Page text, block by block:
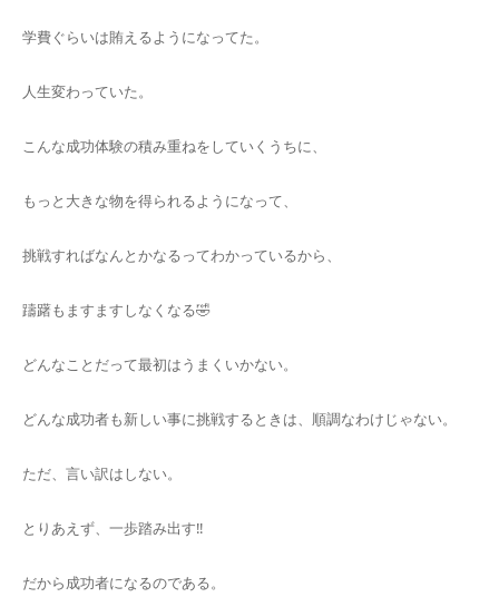
学費ぐらいは賄えるようになってた。
人生変わっていた。
こんな成功体験の積み重ねをしていくうちに、
もっと大きな物を得られるようになって、
挑戦すればなんとかなるってわかっているから、
躊躇もますますしなくなる🤣
どんなことだって最初はうまくいかない。
どんな成功者も新しい事に挑戦するときは、順調なわけじゃない。
ただ、言い訳はしない。
とりあえず、一歩踏み出す‼️
だから成功者になるのである。